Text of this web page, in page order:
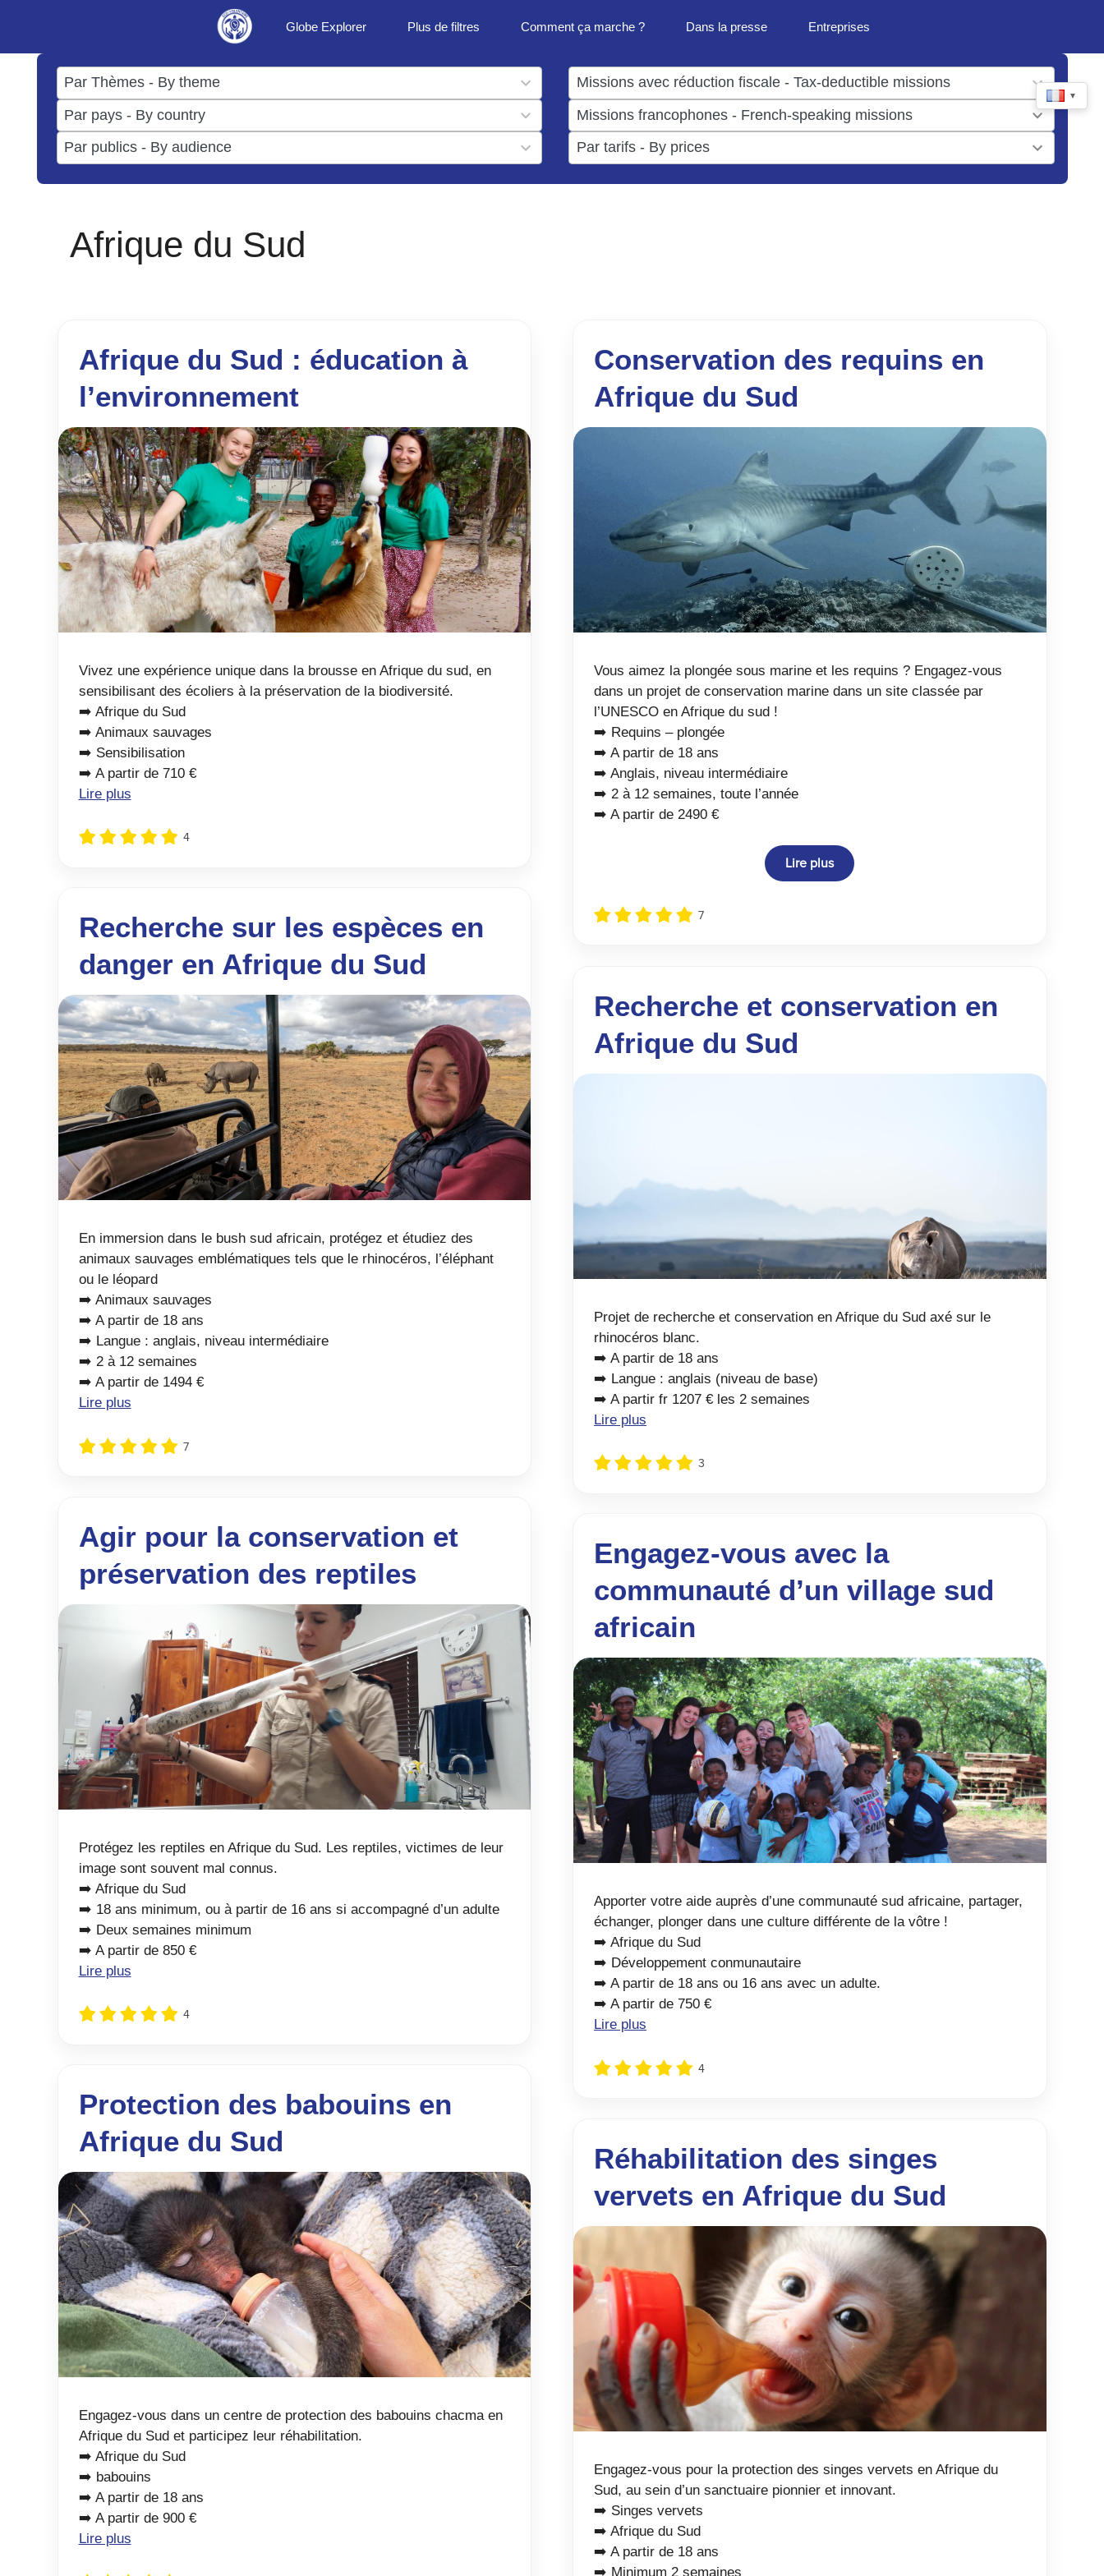
contenu
Globe Explorer Plus de filtres Comment ça marche ? Dans la presse Entreprises
▼
17
results
available
50
results
available
results
available
result
available
result
available
results
available
Afrique du Sud
Afrique du Sud : éducation à
l’environnement
Vivez une expérience unique dans la brousse en Afrique du sud, en
sensibilisant des écoliers à la préservation de la biodiversité.
➡️ Afrique du Sud
➡️ Animaux sauvages
➡️ Sensibilisation
➡️ A partir de 710 €
Lire plus
4
Conservation des requins en
Afrique du Sud
Vous aimez la plongée sous marine et les requins ? Engagez-vous
dans un projet de conservation marine dans un site classée par
l’UNESCO en Afrique du sud !
➡️ Requins – plongée
➡️ A partir de 18 ans
➡️ Anglais, niveau intermédiaire
➡️ 2 à 12 semaines, toute l’année
➡️ A partir de 2490 €
Lire plus
7
Recherche sur les espèces en
danger en Afrique du Sud
En immersion dans le bush sud africain, protégez et étudiez des
animaux sauvages emblématiques tels que le rhinocéros, l’éléphant
ou le léopard
➡️ Animaux sauvages
➡️ A partir de 18 ans
➡️ Langue : anglais, niveau intermédiaire
➡️ 2 à 12 semaines
➡️ A partir de 1494 €
Lire plus
7
Recherche et conservation en
Afrique du Sud
Projet de recherche et conservation en Afrique du Sud axé sur le
rhinocéros blanc.
➡️ A partir de 18 ans
➡️ Langue : anglais (niveau de base)
➡️ A partir fr 1207 € les 2 semaines
Lire plus
3
Agir pour la conservation et
préservation des reptiles
Protégez les reptiles en Afrique du Sud. Les reptiles, victimes de leur
image sont souvent mal connus.
➡️ Afrique du Sud
➡️ 18 ans minimum, ou à partir de 16 ans si accompagné d’un adulte
➡️ Deux semaines minimum
➡️ A partir de 850 €
Lire plus
4
Engagez-vous avec la
communauté d’un village sud
africain
Apporter votre aide auprès d’une communauté sud africaine, partager,
échanger, plonger dans une culture différente de la vôtre !
➡️ Afrique du Sud
➡️ Développement conmunautaire
➡️ A partir de 18 ans ou 16 ans avec un adulte.
➡️ A partir de 750 €
Lire plus
4
Protection des babouins en
Afrique du Sud
Engagez-vous dans un centre de protection des babouins chacma en
Afrique du Sud et participez leur réhabilitation.
➡️ Afrique du Sud
➡️ babouins
➡️ A partir de 18 ans
➡️ A partir de 900 €
Lire plus
Réhabilitation des singes
vervets en Afrique du Sud
Engagez-vous pour la protection des singes vervets en Afrique du
Sud, au sein d’un sanctuaire pionnier et innovant.
➡️ Singes vervets
➡️ Afrique du Sud
➡️ A partir de 18 ans
➡️ Minimum 2 semaines